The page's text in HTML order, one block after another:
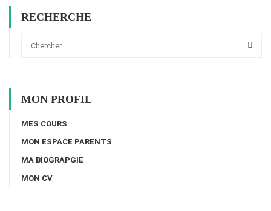
RECHERCHE
MON PROFIL
MES COURS
MON ESPACE PARENTS
MA BIOGRAPGIE
MON CV